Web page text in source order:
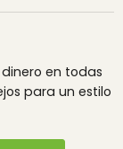
en todas
para un estilo